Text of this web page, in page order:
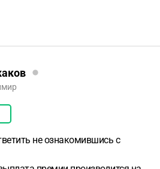
не ознакомившись с